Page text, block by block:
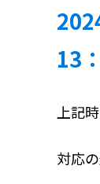
13
上記
対応